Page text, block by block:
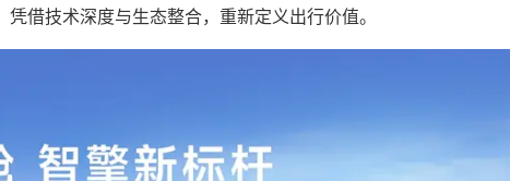
借技术深度与生态整合，重新定义出行价值。